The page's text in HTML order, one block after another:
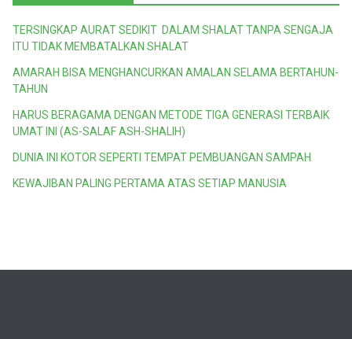
TERSINGKAP AURAT SEDIKIT DALAM SHALAT TANPA SENGAJA
ITU TIDAK MEMBATALKAN SHALAT
AMARAH BISA MENGHANCURKAN AMALAN SELAMA BERTAHUN-
TAHUN
HARUS BERAGAMA DENGAN METODE TIGA GENERASI TERBAIK
UMAT INI (AS-SALAF ASH-SHALIH)
DUNIA INI KOTOR SEPERTI TEMPAT PEMBUANGAN SAMPAH
KEWAJIBAN PALING PERTAMA ATAS SETIAP MANUSIA